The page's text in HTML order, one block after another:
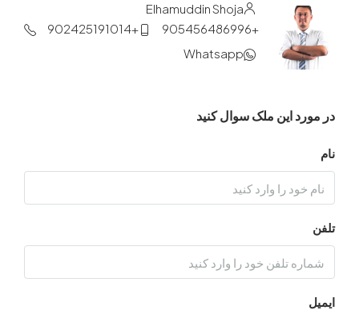
Elhamuddin Shoja
+902425191014
+905456486996
Whatsapp
این ملک سوال کنید